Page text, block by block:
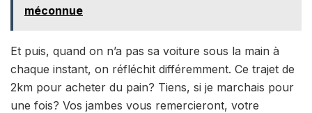
méconnue
Et puis, quand on n’a pas sa voiture sous la main à
chaque instant, on réfléchit différemment. Ce trajet de
2km pour acheter du pain? Tiens, si je marchais pour
une fois? Vos jambes vous remercieront, votre